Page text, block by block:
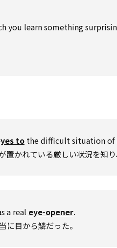
you learn something
to the difficult situation of
置かれている厳しい状況を知り
a real eye-opener.
に目から鱗だった。